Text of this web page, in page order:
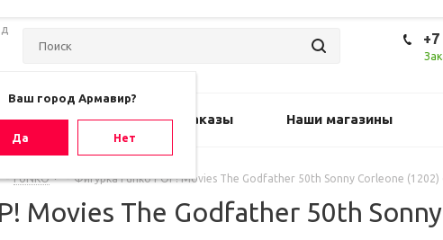
Ваш город Армавир?
Да Нет
Оценить игру Предзаказы Наши магазины
- FUNKO - Фигурка Funko POP! Movies The Godfather 50th Sonny Corleone
Movies The Godfather 50th